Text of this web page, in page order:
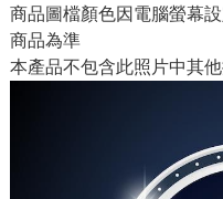
商品圖檔顏色因電腦螢幕
商品為準
本產品不包含此照片中其